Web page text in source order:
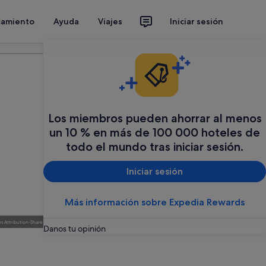
Ayuda Viajes Iniciar sesión
Los miembros pueden ahorrar al menos
un 10 % en más de 100 000 hoteles de
todo el mundo tras iniciar sesión.
Iniciar sesión
Más información sobre Expedia Rewards
Danos tu opinión
Attribution-Share Alike 3.0